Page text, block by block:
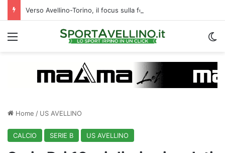
Verso Avellino-Torino, il focus sulla formazione granata
Menu
Home / US AVELLINO
CALCIO SERIE B US AVELLINO